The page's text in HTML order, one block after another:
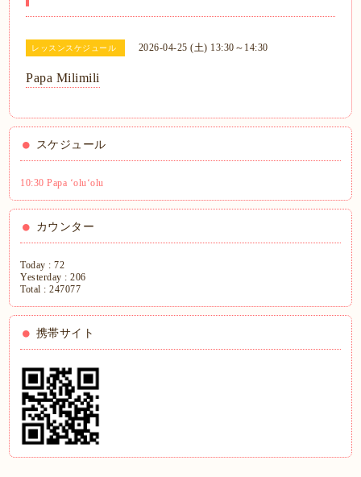
レッスンスケジュール 2026-04-25 (土) 13:30～14:30
Papa Milimili
スケジュール
10:30 Papa ʻoluʻolu
カウンター
Today :72
Yesterday :206
Total :247077
携帯サイト